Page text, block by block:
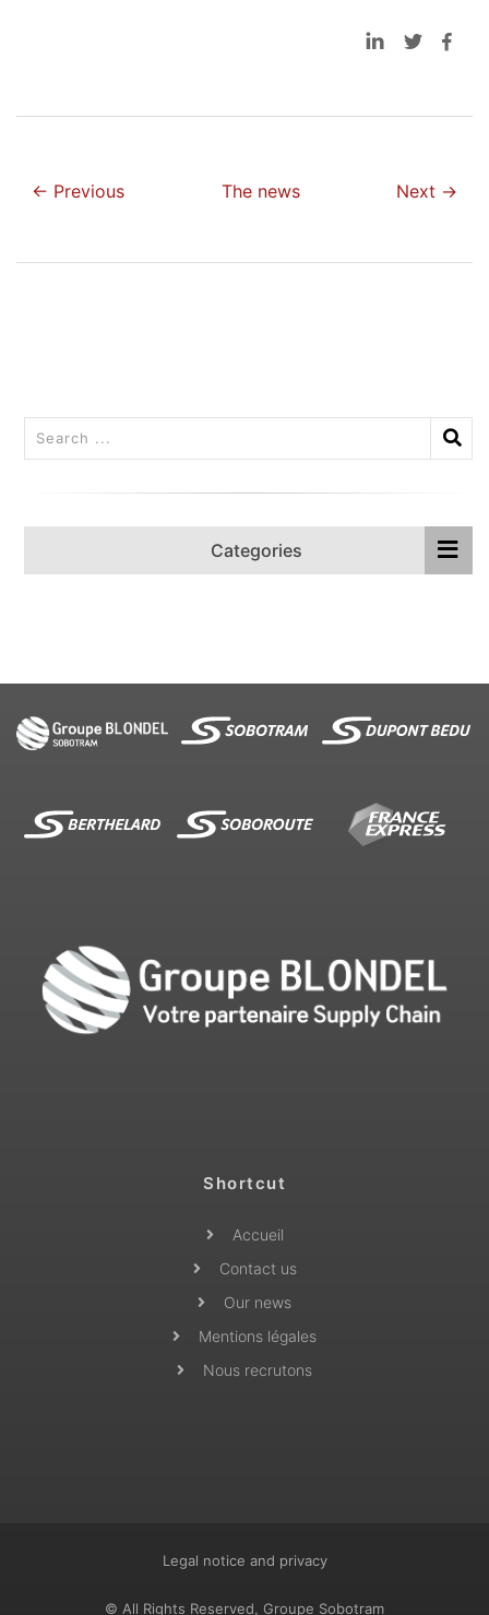
← Previous The news Next →
Categories
Shortcut
Accueil
Contact us
Our news
Mentions légales
Nous recrutons
Legal notice and privacy
© All Rights Reserved, Groupe Sobotram